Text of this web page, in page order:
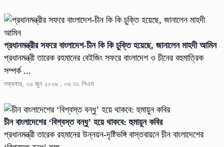
প্রধানমন্ত্রীর সফরে বাংলাদেশ-চীন কি কি চুক্তি হয়েছে, জানালেন মাহদী আমিন
প্রধানমন্ত্রী তারেক রহমানের বেইজিং সফরে বাংলাদেশ ও চীনের বহুমাত্রিক
সম্পর্ক ...
শুক্রবার, ২৬ জুন ২০২৬ , ০৬:৩১ পিএম
চীন বাংলাদেশের ‘বিশ্বস্ত বন্ধু’ হয়ে থাকবে: হুমায়ুন কবির
প্রধানমন্ত্রী তারেক রহমানের উন্নয়ন-দৃষ্টিভঙ্গি বাস্তবায়নে চীন বাংলাদেশের